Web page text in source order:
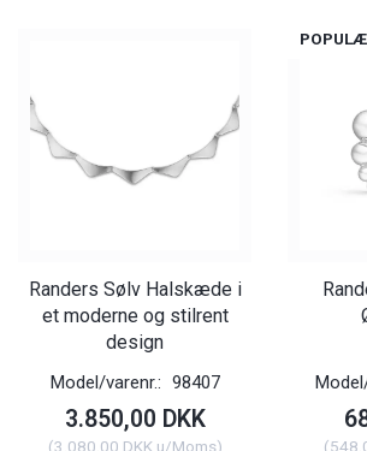
Randers Sølv Halskæde i
et moderne og stilrent
design
Model/varenr.: 98407
3.850,00 DKK
(3.080,00 DKKu/Moms) (